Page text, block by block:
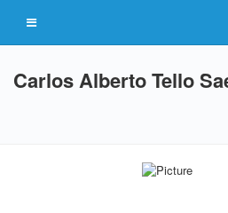
Carlos Alberto Tello